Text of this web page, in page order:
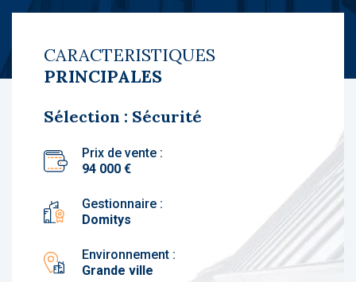
CARACTERISTIQUES
PRINCIPALES
Sélection : Sécurité
Prix de vente :
94 000 €
Gestionnaire :
Domitys
Environnement :
Grande ville